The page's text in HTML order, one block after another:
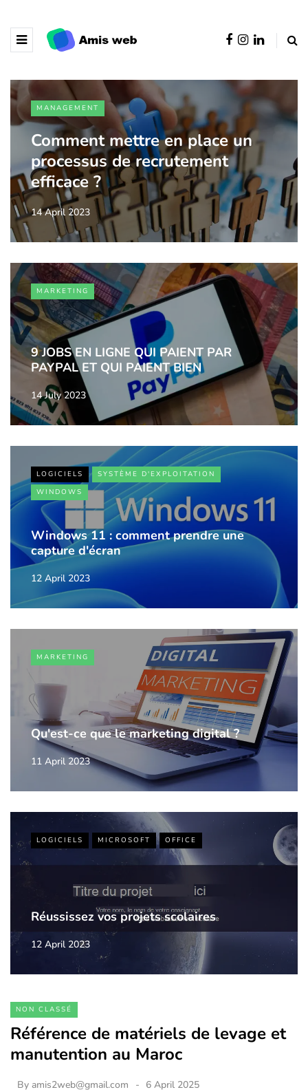
MANAGEMENT
Comment mettre en place un
processus de recrutement
efficace ?
14 April 2023
MARKETING
9 JOBS EN LIGNE QUI PAIENT PAR
PAYPAL ET QUI PAIENT BIEN
14 July 2023
LOGICIELS
SYSTÈME D'EXPLOITATION
WINDOWS
Windows 11 : comment prendre une
capture d'écran
12 April 2023
MARKETING
Qu'est-ce que le marketing digital ?
11 April 2023
LOGICIELS MICROSOFT OFFICE
Réussissez vos projets scolaires
12 April 2023
NON CLASSÉ
Référence de matériels de levage et
manutention au Maroc
By amis2web@gmail.com 6 April 2025